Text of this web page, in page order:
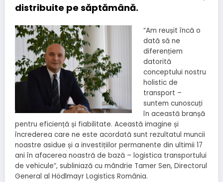
distribuite pe săptămână.
“Am reușit încă o
dată să ne
diferențiem
datorită
conceptului nostru
holistic de
transport –
suntem cunoscuți
în această branșă
pentru eficiență și fiabilitate. Această imagine și
încrederea care ne este acordată sunt rezultatul muncii
noastre asidue și a investițiilor permanente din ultimii 17
ani în afacerea noastră de bază – logistica transportului
de vehicule”, subliniază cu mândrie Tamer Sen, Directorul
General al Hödlmayr Logistics România.